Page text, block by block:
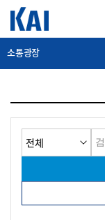
소통광장